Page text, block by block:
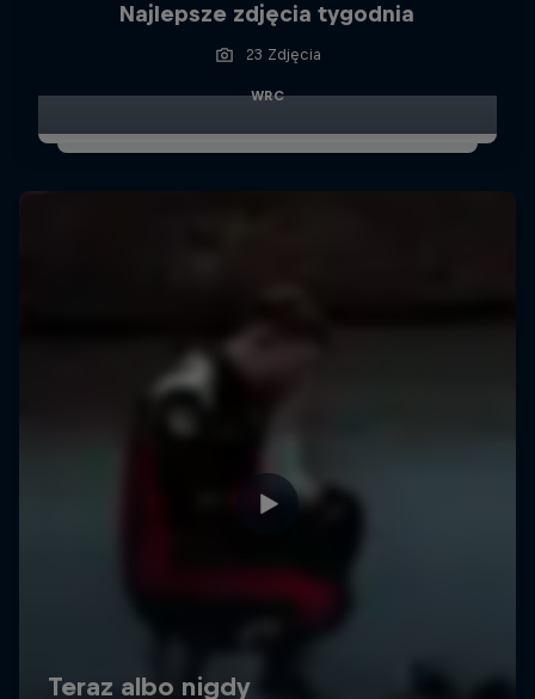
Najlepsze zdjęcia tygodnia
23 Zdjęcia
WRC